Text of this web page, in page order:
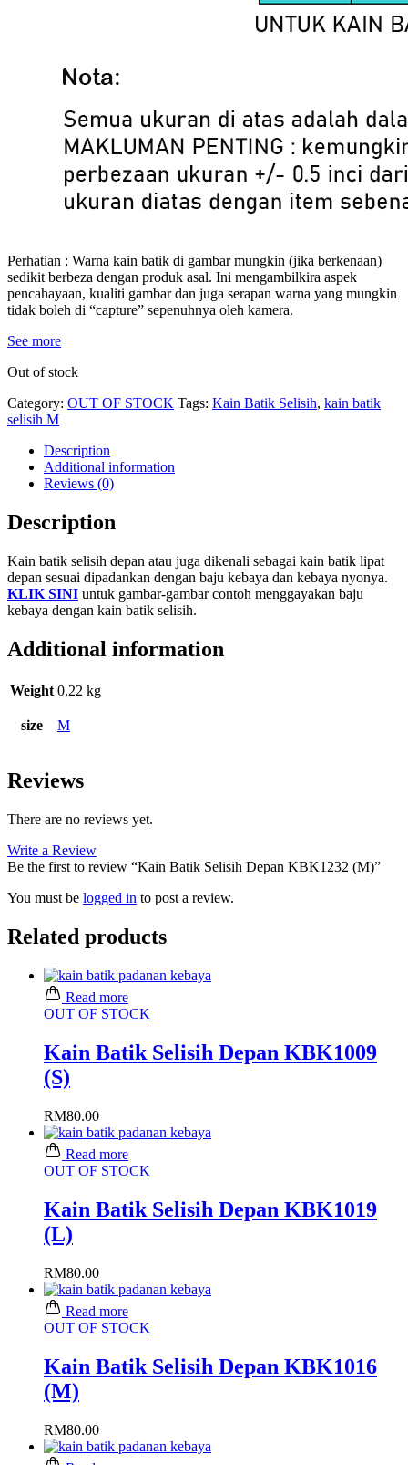
Perhatian : Warna kain batik di gambar mungkin (jika berkenaan)
sedikit berbeza dengan produk asal. Ini mengambilkira aspek
pencahayaan, kualiti gambar dan juga serapan warna yang mungkin
tidak boleh di “capture” sepenuhnya oleh kamera.
See more
Out of stock
Category: OUT OF STOCK Tags: Kain Batik Selisih, kain batik
selisih M
Description
Additional information
Reviews (0)
Description
Kain batik selisih depan atau juga dikenali sebagai kain batik lipat
depan sesuai dipadankan dengan baju kebaya dan kebaya nyonya.
KLIK SINI untuk gambar-gambar contoh menggayakan baju
kebaya dengan kain batik selisih.
Additional information
Weight 0.22 kg
size M
Reviews
There are no reviews yet.
Write a Review
Be the first to review “Kain Batik Selisih Depan KBK1232 (M)”
You must be logged in to post a review.
Related products
Read more
OUT OF STOCK
Kain Batik Selisih Depan KBK1009
(S)
RM80.00
Read more
OUT OF STOCK
Kain Batik Selisih Depan KBK1019
(L)
RM80.00
Read more
OUT OF STOCK
Kain Batik Selisih Depan KBK1016
(M)
RM80.00